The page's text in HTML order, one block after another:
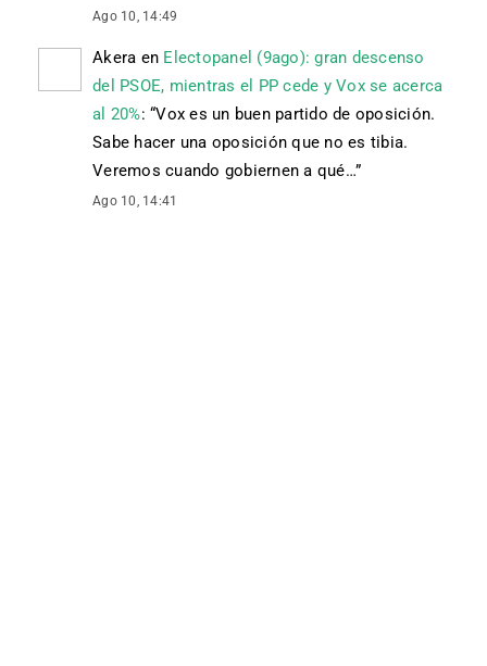
Ago 10, 14:49
Akera en Electopanel (9ago): gran descenso
del PSOE, mientras el PP cede y Vox se acerca
al 20%: “Vox es un buen partido de oposición.
Sabe hacer una oposición que no es tibia.
Veremos cuando gobiernen a qué…”
Ago 10, 14:41